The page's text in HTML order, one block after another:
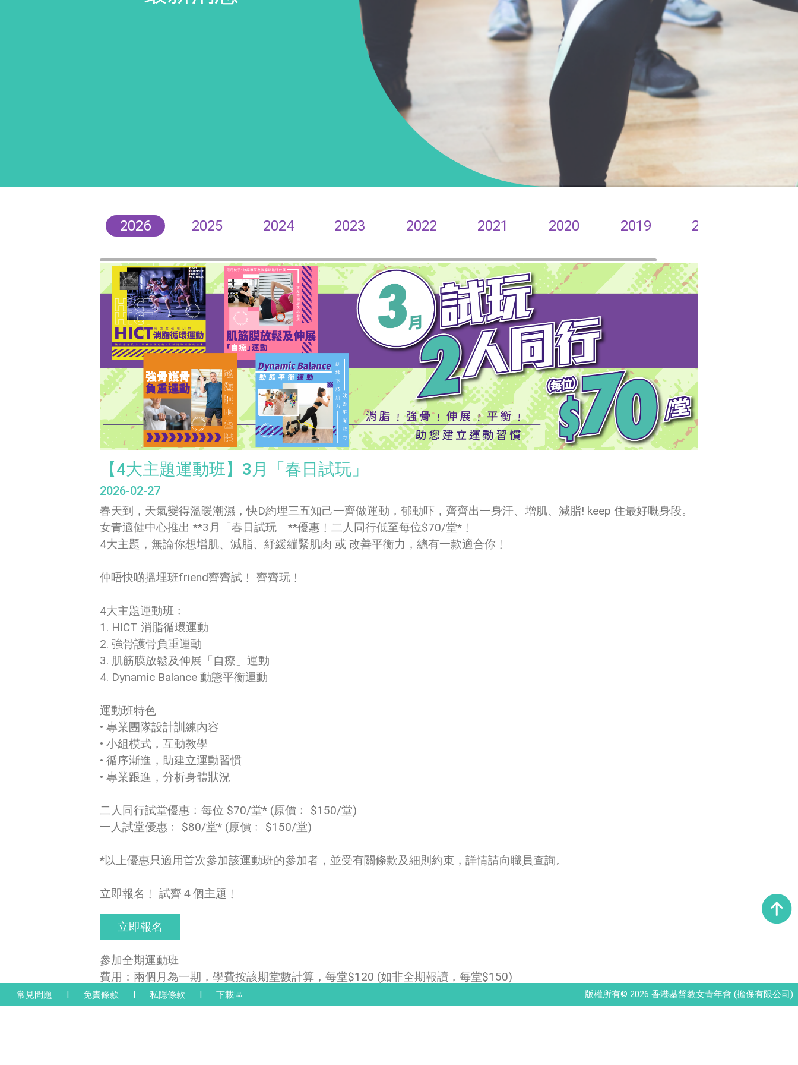
2026 2025 2024 2023 2022 2021 2020 2019 2018
【4大主題運動班】3月「春日試玩」
2026-02-27
春天到，天氣變得溫暖潮濕，快D約埋三五知己一齊做運動，郁動吓，齊齊出一身汗、增肌、減脂! keep 住最好嘅身段。
女青適健中心推出 **3月「春日試玩」**優惠﹗二人同行低至每位$70/堂*﹗
4大主題，無論你想增肌、減脂、紓緩繃緊肌肉 或 改善平衡力，總有一款適合你﹗
仲唔快啲搵埋班friend齊齊試﹗ 齊齊玩﹗
4大主題運動班﹕
1. HICT 消脂循環運動
2. 強骨護骨負重運動
3. 肌筋膜放鬆及伸展「自療」運動
4. Dynamic Balance 動態平衡運動
運動班特色
• 專業團隊設計訓練內容
• 小組模式，互動教學
• 循序漸進，助建立運動習慣
• 專業跟進，分析身體狀況
二人同行試堂優惠﹕每位 $70/堂* (原價﹕ $150/堂)
一人試堂優惠﹕ $80/堂* (原價﹕ $150/堂)
*以上優惠只適用首次參加該運動班的參加者，並受有關條款及細則約束，詳情請向職員查詢。
立即報名﹗ 試齊４個主題﹗
立即報名
參加全期運動班
費用：兩個月為一期，學費按該期堂數計算，每堂$120 (如非全期報讀，每堂$150)
立即報名
常見問題 | 免責條款 | 私隱條款 | 下載區 版權所有© 2026 香港基督教女青年會 (擔保有限公司)